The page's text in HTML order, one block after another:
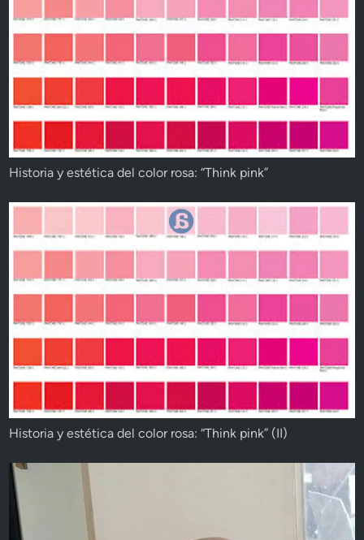
Historia y estética del color rosa: “Think pink”
Historia y estética del color rosa: “Think pink” (II)